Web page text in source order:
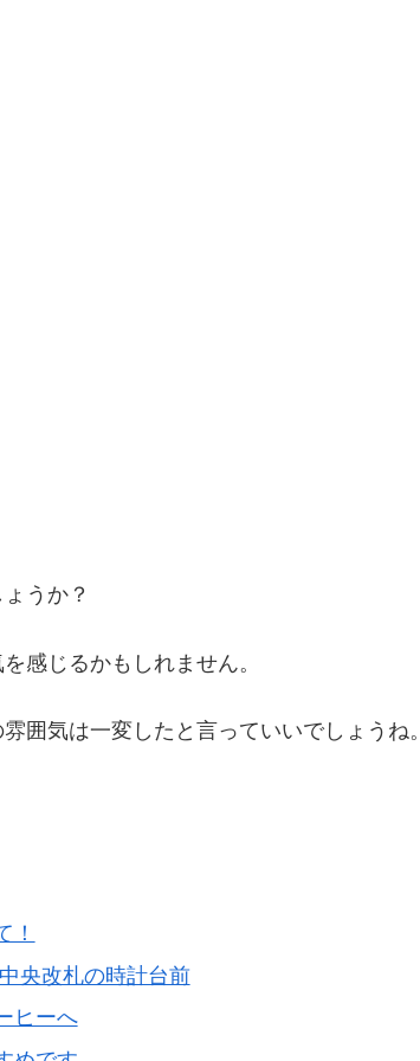
うか？
感じるかもしれません。
囲気は一変したと言っていいでしょうね。
！
央改札の時計台前
ヒーへ